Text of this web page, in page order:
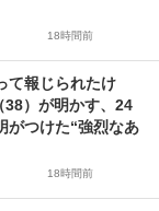
18時間前
て報じられたけ
）が明かす、24
がつけた“強烈なあ
18時間前